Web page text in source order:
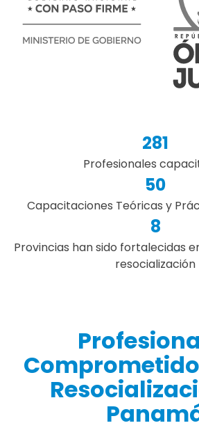
281
Profesionales
50
Capacitaciones Teóricas y
8
Provincias han sido fortalecidas
resocialización